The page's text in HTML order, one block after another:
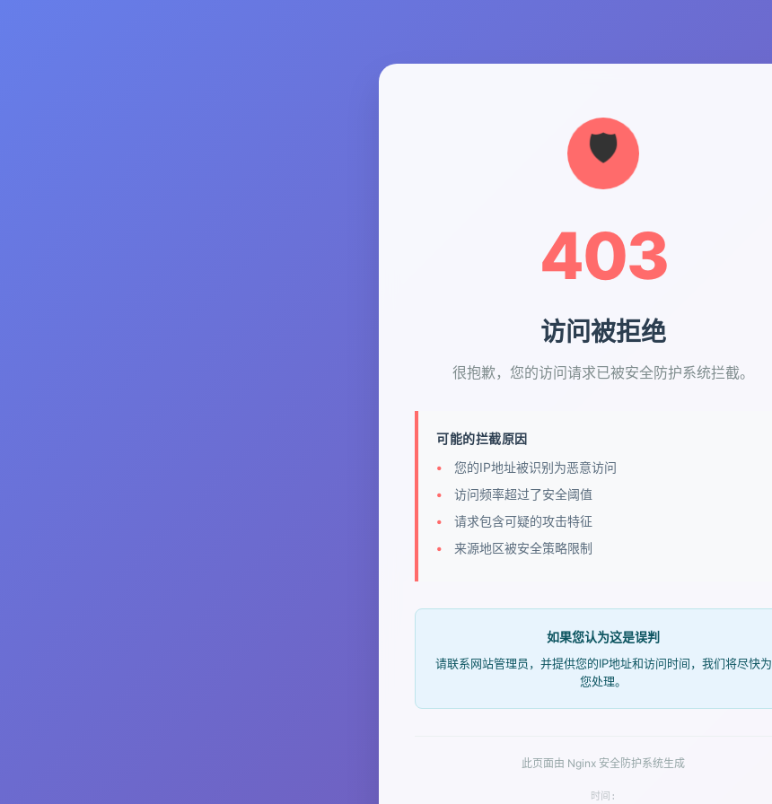
403
访问被拒绝
很抱歉，您的访问请求已被安全防护系统拦截。
可能的拦截原因
您的IP地址被识别为恶意访问
访问频率超过了安全阈值
请求包含可疑的攻击特征
来源地区被安全策略限制
如果您认为这是误判
请联系网站管理员，并提供您的IP地址和访问时间，我们将尽快为
您处理。
此页面由 Nginx 安全防护系统生成
时间: